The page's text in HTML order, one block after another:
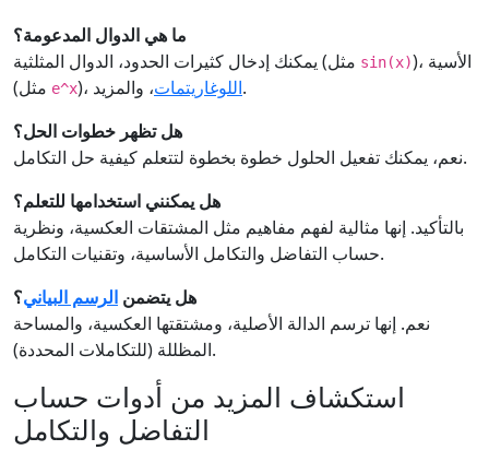
ما هي الدوال المدعومة؟
sin(x))، الأسية
e^x)، اللوغاريتمات، والمزيد.
هل تظهر خطوات الحل؟
نعم، يمكنك تفعيل الحلول خطوة بخطوة لتتعلم كيفية حل التكامل.
هل يمكنني استخدامها للتعلم؟
بالتأكيد. إنها مثالية لفهم مفاهيم مثل المشتقات العكسية، ونظرية
حساب التفاضل والتكامل الأساسية، وتقنيات التكامل.
هل يتضمن الرسم البياني؟
نعم. إنها ترسم الدالة الأصلية، ومشتقتها العكسية، والمساحة
المظللة (للتكاملات المحددة).
استكشاف المزيد من أدوات حساب
التفاضل والتكامل